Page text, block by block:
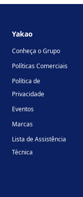
Yakao
Conheça o Grupo
Políticas Comerciais
Política de
Privacidade
Eventos
Marcas
Lista de Assistência
Técnica